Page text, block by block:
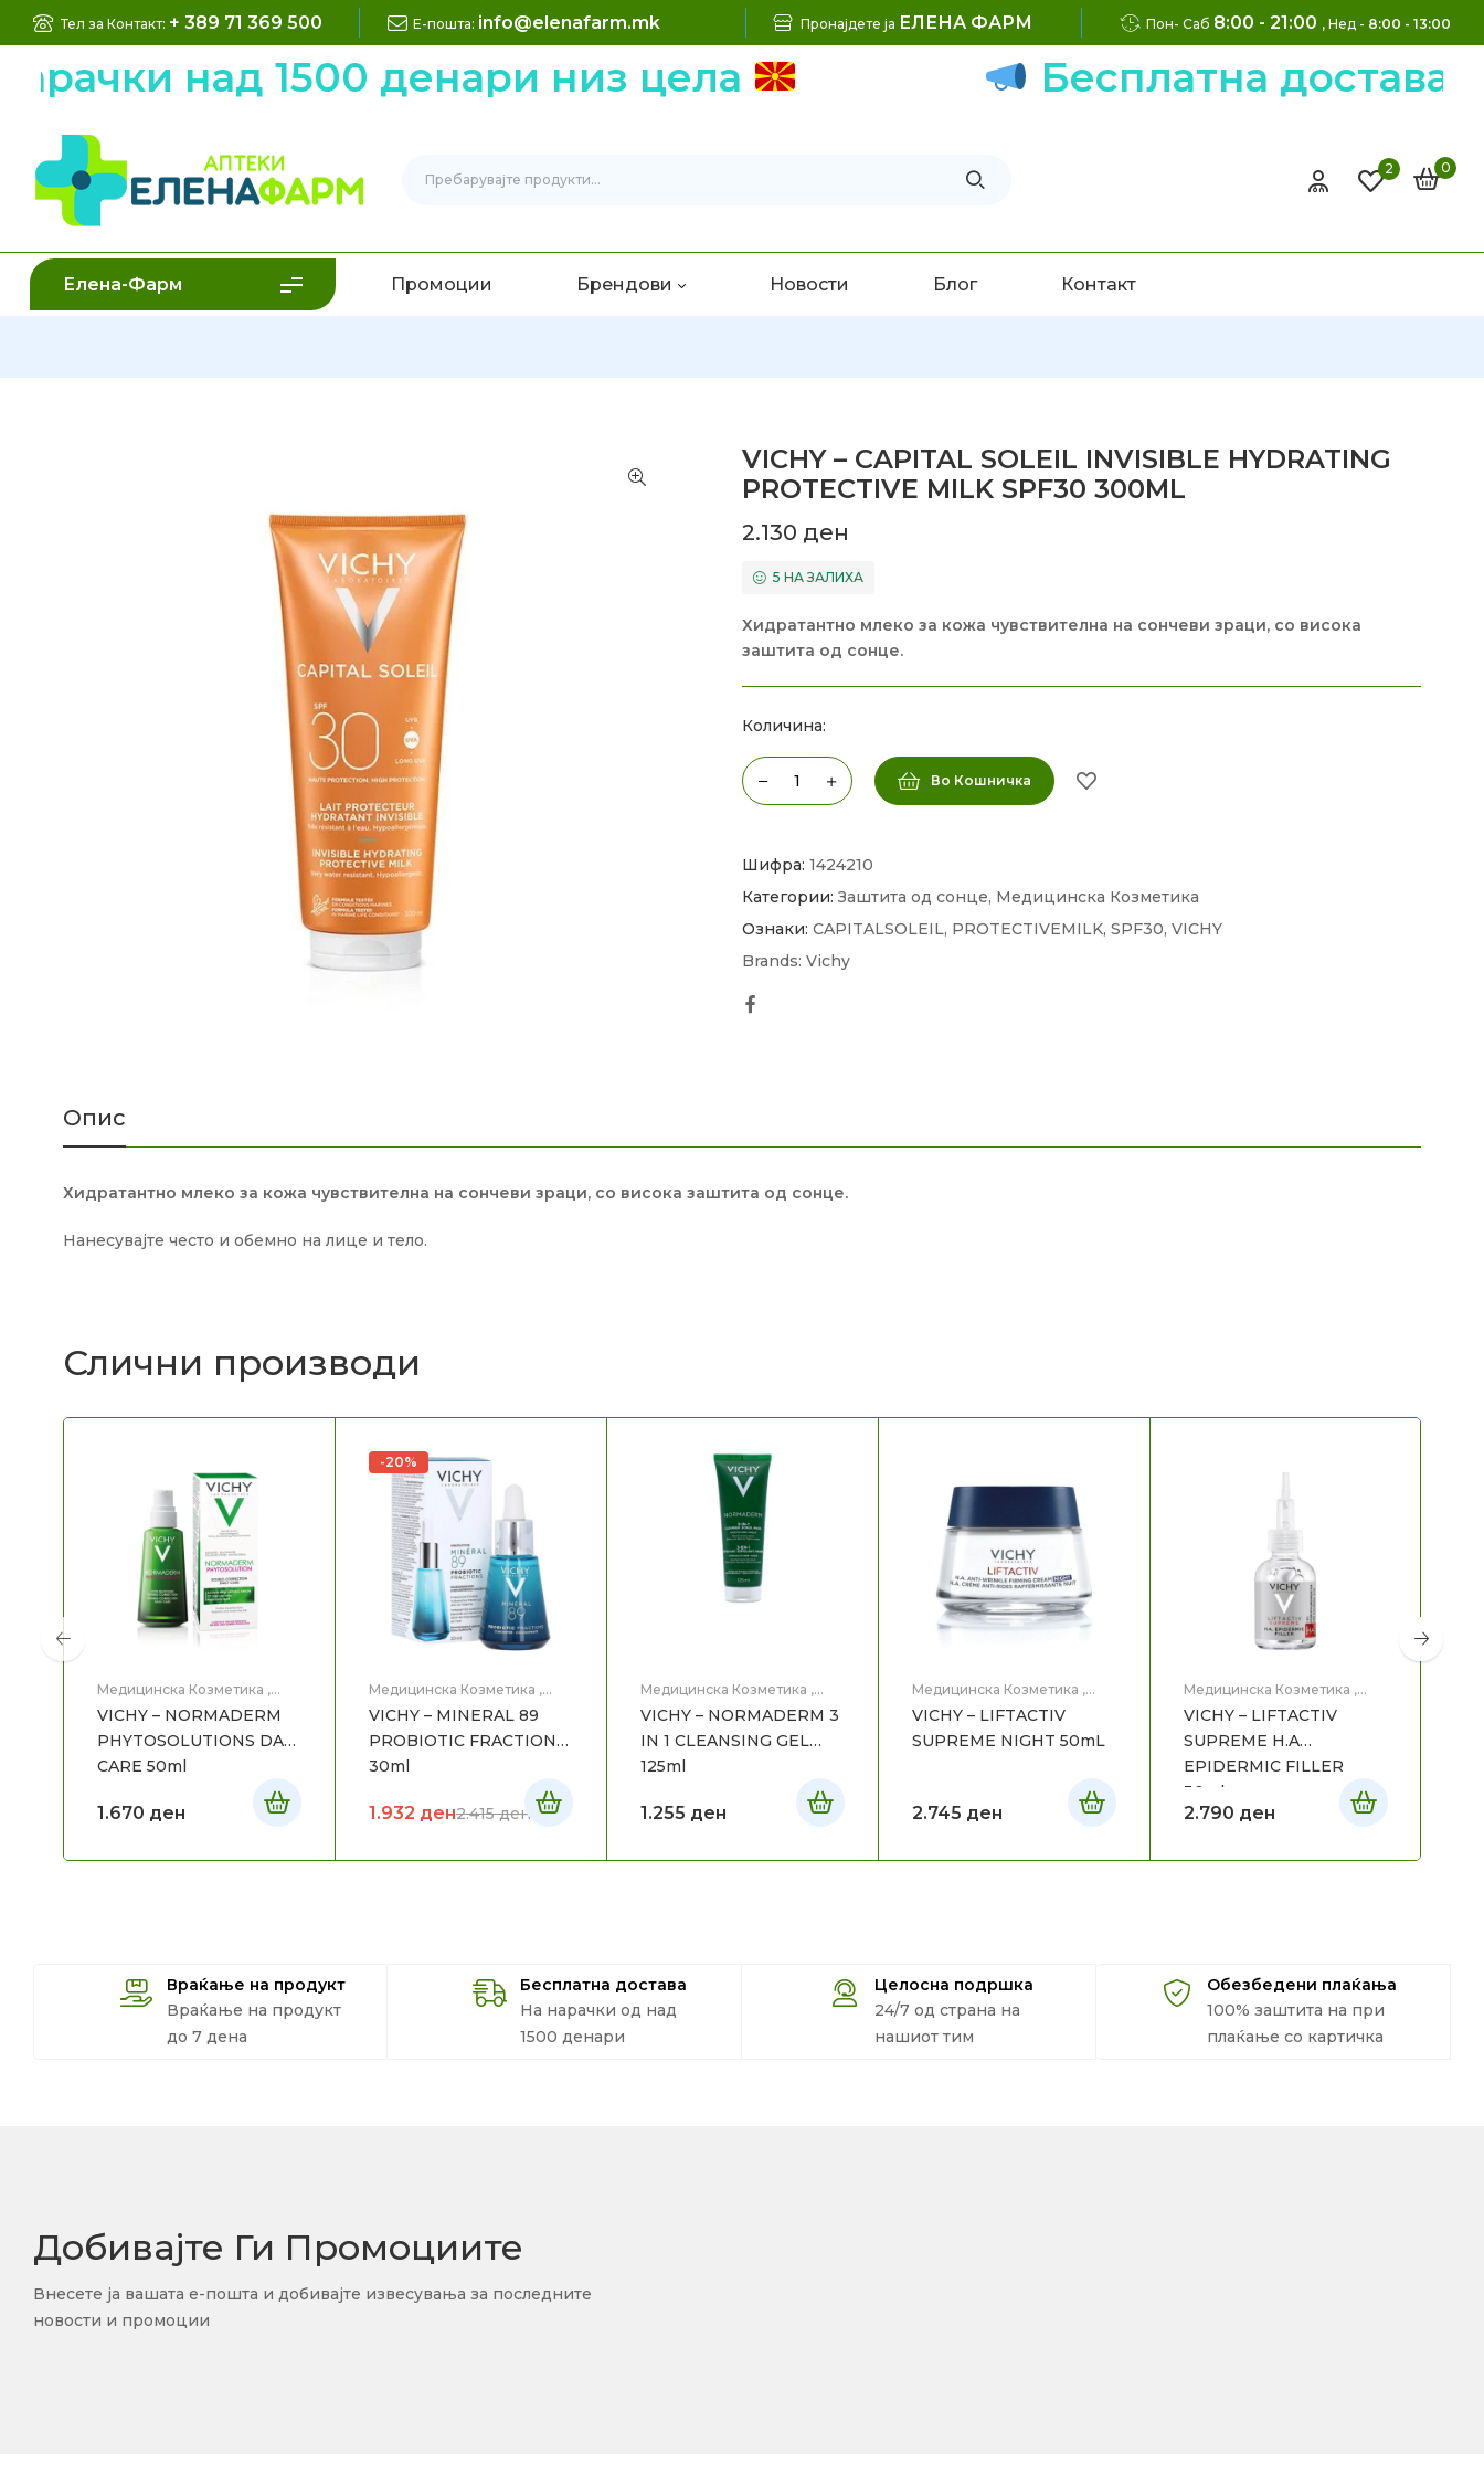
Тел за Контакт: + 389 71 369 500 Е-пошта: info@elenafarm.mk Пронајдете ја ЕЛЕНА ФАРМ Пон- Саб 8:00 - 21:00 , Нед - 8:00 - 13:00
над 1500 денари низ цела Бесплатна достава
2 0
Елена-Фарм Промоции Брендови Новости Блог Контакт
VICHY – CAPITAL SOLEIL INVISIBLE HYDRATING
PROTECTIVE MILK SPF30 300ML
2.130 ден
5 НА ЗАЛИХА
Хидратантно млеко за кожа чувствителна на сончеви зраци, со висока
заштита од сонце.
Количина:
Во Кошничка
Шифра: 1424210
Категории: Заштита од сонце, Медицинска Козметика
Ознаки: CAPITALSOLEIL, PROTECTIVEMILK, SPF30, VICHY
Brands: Vichy
Опис
Хидратантно млеко за кожа чувствителна на сончеви зраци, со висока заштита од сонце.
Нанесувајте често и обемно на лице и тело.
Слични производи
Медицинска Козметика ,
VICHY – NORMADERM
PHYTOSOLUTIONS DAY
CARE 50ml
1.670 ден
-20%
Медицинска Козметика ,
VICHY – MINERAL 89
PROBIOTIC FRACTIONS
30ml
2.415ден
1.932 ден
Медицинска Козметика ,
VICHY – NORMADERM 3
IN 1 CLEANSING GEL
125ml
1.255 ден
Медицинска Козметика ,
VICHY – LIFTACTIV
SUPREME NIGHT 50mL
2.745 ден
Медицинска Козметика ,
VICHY – LIFTACTIV
SUPREME H.A
EPIDERMIC FILLER
30ml
2.790 ден
Враќање на продукт
Враќање на продукт
до 7 дена
Бесплатна достава
На нарачки од над
1500 денари
Целосна подршка
24/7 од страна на
нашиот тим
Обезбедени плаќања
100% заштита на при
плаќање со картичка
Добивајте Ги Промоциите
Внесете ја вашата е-пошта и добивајте извесувања за последните
новости и промоции